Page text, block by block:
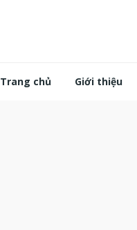
Trang chủ Giới thiệu